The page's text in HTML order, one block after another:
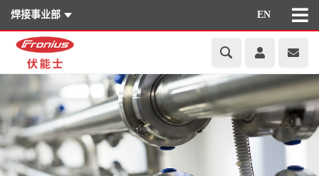
焊接事业部 EN